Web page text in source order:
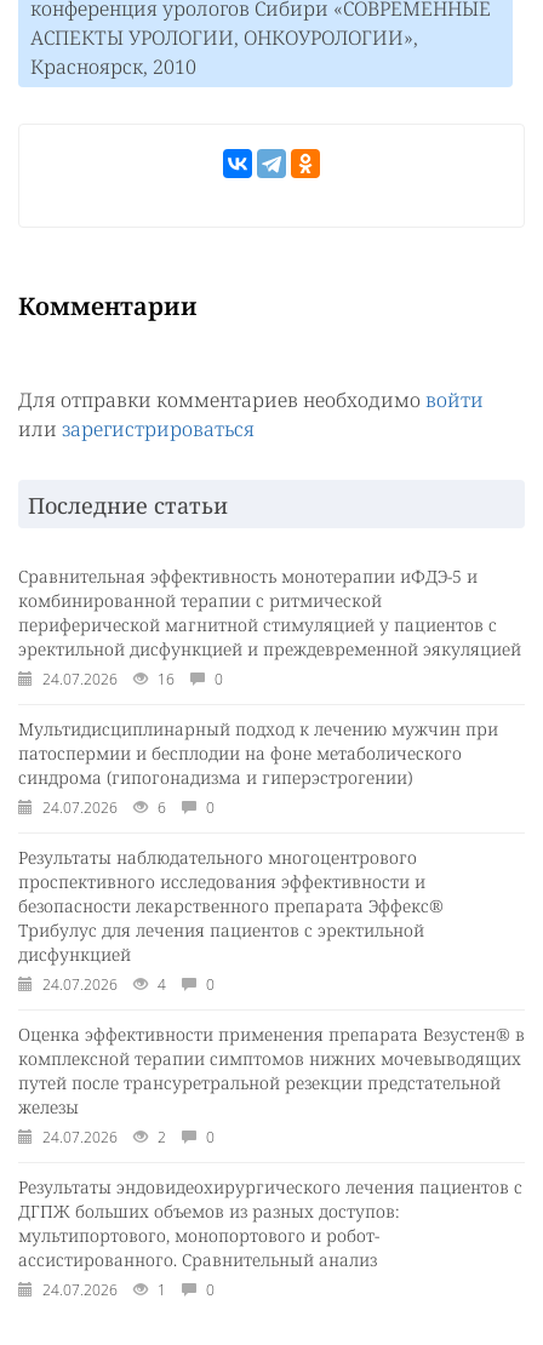
конференция урологов Сибири «СОВРЕМЕННЫЕ
АСПЕКТЫ УРОЛОГИИ, ОНКОУРОЛОГИИ»,
Красноярск, 2010
Комментарии
Для отправки комментариев необходимо войти
или зарегистрироваться
Последние статьи
Сравнительная эффективность монотерапии иФДЭ-5 и
комбинированной терапии с ритмической
периферической магнитной стимуляцией у пациентов с
эректильной дисфункцией и преждевременной эякуляцией
24.07.2026 16 0
Мультидисциплинарный подход к лечению мужчин при
патоспермии и бесплодии на фоне метаболического
синдрома (гипогонадизма и гиперэстрогении)
24.07.2026 6 0
Результаты наблюдательного многоцентрового
проспективного исследования эффективности и
безопасности лекарственного препарата Эффекс®
Трибулус для лечения пациентов с эректильной
дисфункцией
24.07.2026 4 0
Оценка эффективности применения препарата Везустен® в
комплексной терапии симптомов нижних мочевыводящих
путей после трансуретральной резекции предстательной
железы
24.07.2026 2 0
Результаты эндовидеохирургического лечения пациентов с
ДГПЖ больших объемов из разных доступов:
мультипортового, монопортового и робот-
ассистированного. Сравнительный анализ
24.07.2026 1 0